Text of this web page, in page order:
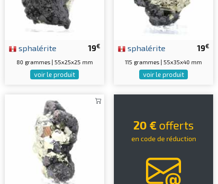
19€
sphalérite
80 grammes | 55x25x25 mm
voir le produit
19€
sphalérite
115 grammes | 55x35x40 mm
voir le produit
20 € offerts
en code de réduction